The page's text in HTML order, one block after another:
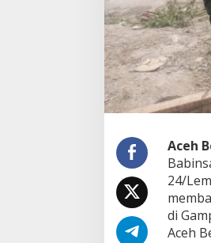
Aceh
24/
di
Aceh